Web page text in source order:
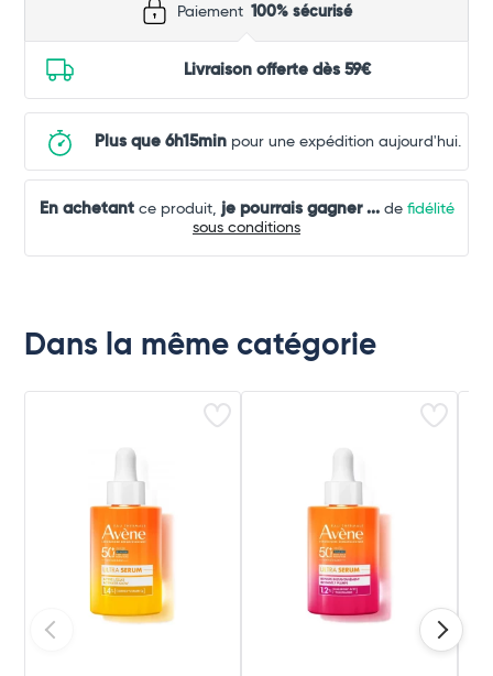
Paiement 100% sécurisé
Livraison offerte dès 59€
Plus que 6h15minpour une expédition aujourd'hui.
En achetantce produit, je pourrais gagner ...de fidélité
sous conditions
Dans la même catégorie